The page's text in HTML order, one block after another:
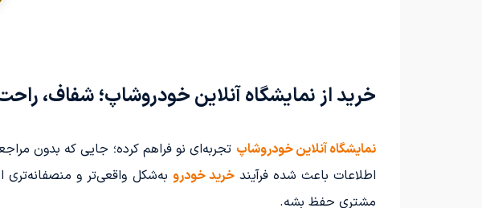
خرید از نمایشگاه آنلاین خودروشاپ؛ شفاف،
نمایشگاه آنلاین خودروشاپ تجربه‌ای نو فراهم کرده؛ جایی که بدون
اطلاعات باعث شده فرآیندخرید خودرو به‌شکل واقعی‌تر و
مشتری حفظ بشه.